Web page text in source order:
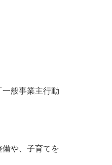
般事業主行動
や、子育てを